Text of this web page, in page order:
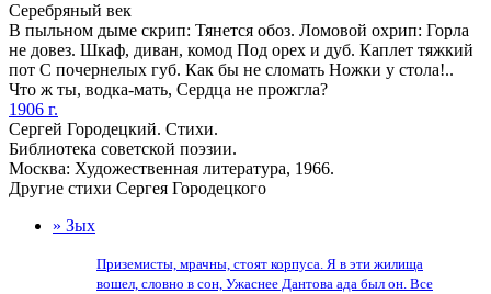
Серебряный век
В пыльном дыме скрип: Тянется обоз. Ломовой охрип: Горла
не довез. Шкаф, диван, комод Под орех и дуб. Каплет тяжкий
пот С почернелых губ. Как бы не сломать Ножки у стола!..
Что ж ты, водка-мать, Сердца не прожгла?
1906 г.
Сергей Городецкий. Стихи.
Библиотека советской поэзии.
Москва: Художественная литература, 1966.
Другие стихи Сергея Городецкого
» Зых
Приземисты, мрачны, стоят корпуса. Я в эти жилища
вошел, словно в сон, Ужаснее Дантова ада был он. Все